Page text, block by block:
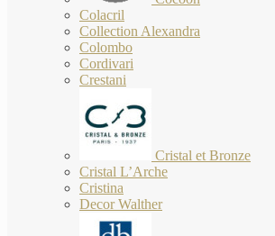
Colacril
Collection Alexandra
Colombo
Cordivari
Crestani
Cristal et Bronze
Cristal L’Arche
Cristina
Decor Walther